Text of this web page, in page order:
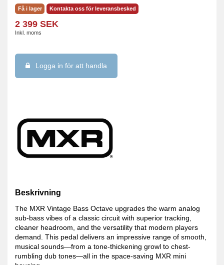
Få i lager Kontakta oss för leveransbesked
2 399 SEK
Inkl. moms
Logga in för att handla
Beskrivning
The MXR Vintage Bass Octave upgrades the warm analog
sub-bass vibes of a classic circuit with superior tracking,
cleaner headroom, and the versatility that modern players
demand. This pedal delivers an impressive range of smooth,
musical sounds—from a tone-thickening growl to chest-
rumbling dub tones—all in the space-saving MXR mini